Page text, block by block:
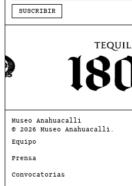
SUSCRIBIR
Museo Anahuacalli
© 2026 Museo Anahuacalli.
Equipo
Prensa
Convocatorias